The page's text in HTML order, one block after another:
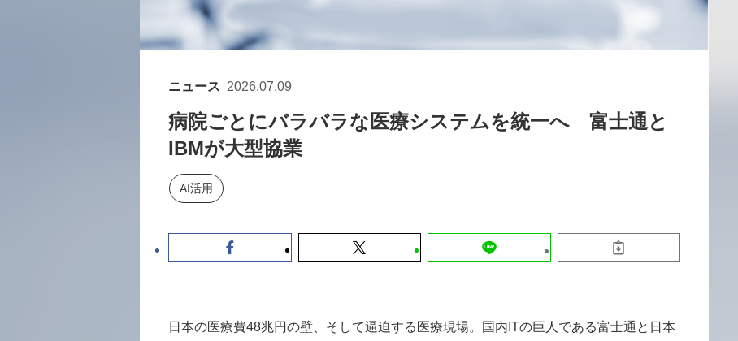
DX「SouSou」に学ぶ資金調達・巻き込
ニュース 2026.07.09
病院ごとにバラバラな医療システムを統一へ 富士通と
IBMが大型協業
AI活用
日本の医療費48兆円の壁、そして逼迫する医療現場。国内ITの巨人である富士通と日本